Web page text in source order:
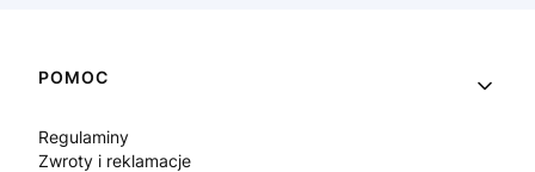
Linki w stopce
POMOC
Regulaminy
Zwroty i reklamacje